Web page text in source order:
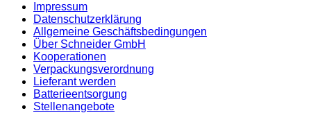
Impressum
Datenschutzerklärung
Allgemeine Geschäftsbedingungen
Über Schneider GmbH
Kooperationen
Verpackungsverordnung
Lieferant werden
Batterieentsorgung
Stellenangebote